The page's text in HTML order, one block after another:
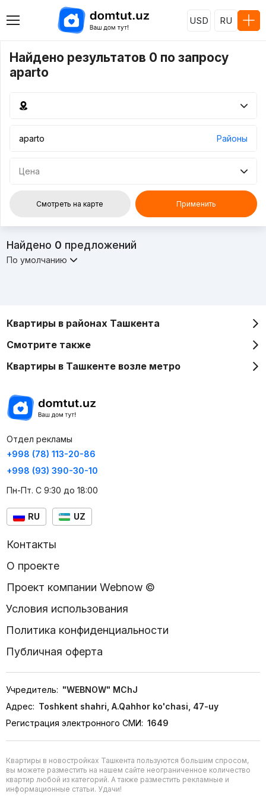
USD RU
Найдено результатов 0 по запросу
aparto
Районы
Цена
Смотреть на карте Применить
Найдено 0 предложений
По умолчанию
Квартиры в районах Ташкента
Смотрите также
Квартиры в Ташкенте возле метро
Отдел рекламы
+998 (78) 113-20-86
+998 (93) 390-30-10
Пн-Пт. С 9:30 до 18:00
RU UZ
Контакты
О проекте
Проект компании Webnow ©
Условия использования
Политика конфиденциальности
Публичная оферта
Учредитель: "WEBNOW" MChJ
Адрес: Toshkent shahri, A.Qahhor ko'chasi, 47-uy
Регистрация электронного СМИ: 1649
Квартиры в новостройках Ташкента пользуются большим спросом,
вы можете разместить на нашем сайте неограниченное количество
квартир любой из категорий. А также разместить рекламные и
информационные статьи. Удачи!